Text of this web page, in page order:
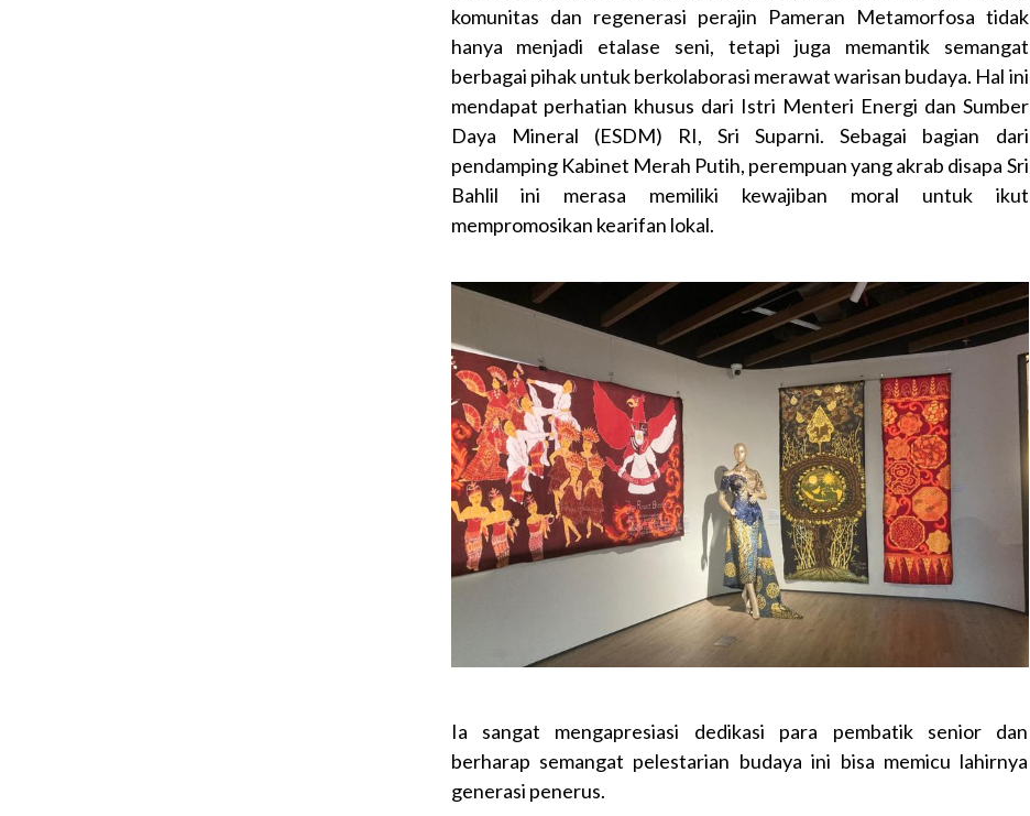
komunitas dan regenerasi perajin Pameran Metamorfosa tidak
hanya menjadi etalase seni, tetapi juga memantik semangat
berbagai pihak untuk berkolaborasi merawat warisan budaya. Hal ini
mendapat perhatian khusus dari Istri Menteri Energi dan Sumber
Daya Mineral (ESDM) RI, Sri Suparni. Sebagai bagian dari
pendamping Kabinet Merah Putih, perempuan yang akrab disapa Sri
Bahlil ini merasa memiliki kewajiban moral untuk ikut
mempromosikan kearifan lokal.
Ia sangat mengapresiasi dedikasi para pembatik senior dan
berharap semangat pelestarian budaya ini bisa memicu lahirnya
generasi penerus.